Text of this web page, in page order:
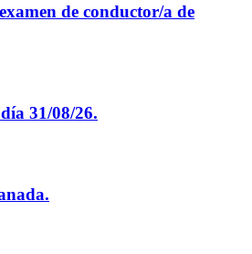
de conductor/a de
31/08/26.